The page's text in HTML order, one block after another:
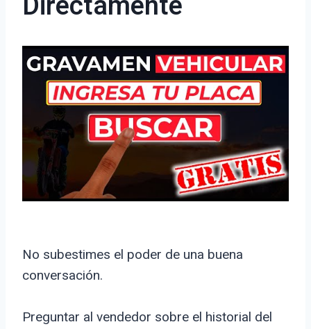
No subestimes el poder de una buena
conversación.
Preguntar al vendedor sobre el historial del